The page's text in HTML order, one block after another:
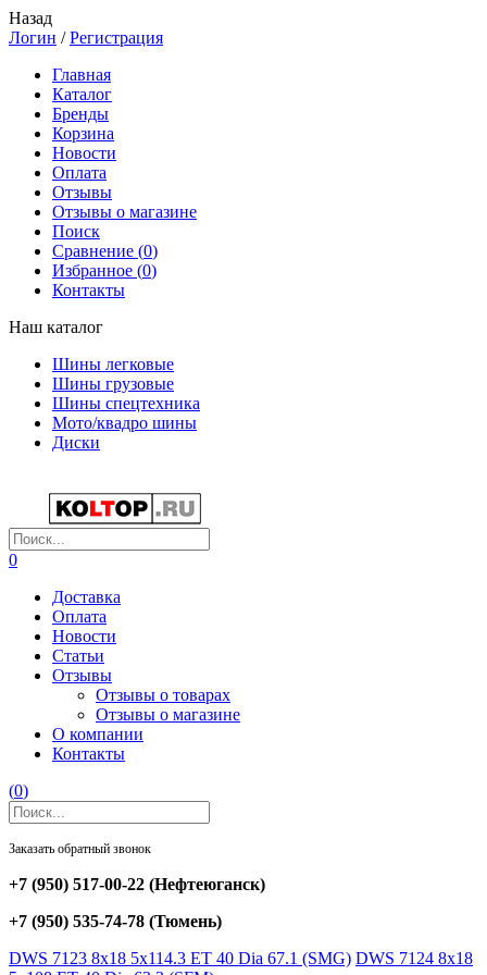
Назад
Логин /Регистрация
Главная
Каталог
Бренды
Корзина
Новости
Оплата
Отзывы
Отзывы о магазине
Поиск
Сравнение (0)
Избранное (0)
Контакты
Наш каталог
Шины легковые
Шины грузовые
Шины спецтехника
Мото/квадро шины
Диски
0
Доставка
Оплата
Новости
Статьи
Отзывы
Отзывы о товарах
Отзывы о магазине
О компании
Контакты
(0)
Заказать обратный звонок
+7 (950) 517-00-22 (Нефтеюганск)
+7 (950) 535-74-78 (Тюмень)
DWS 7123 8x18 5x114.3 ET 40 Dia 67.1 (SMG) DWS 7124 8x18